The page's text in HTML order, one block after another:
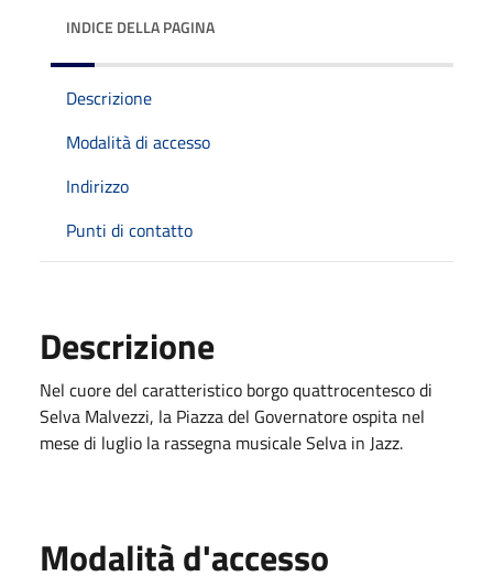
INDICE DELLA PAGINA
Descrizione
Modalità di accesso
Indirizzo
Punti di contatto
Descrizione
Nel cuore del caratteristico borgo quattrocentesco di
Selva Malvezzi, la Piazza del Governatore ospita nel
mese di luglio la rassegna musicale Selva in Jazz.
Modalità d'accesso